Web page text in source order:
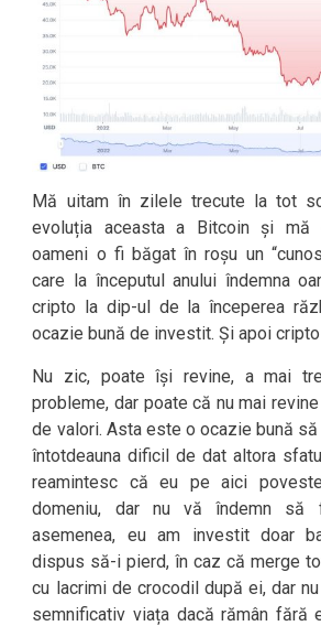
Mă uitam în zilele trecute la tot
evoluția aceasta a Bitcoin și mă
oameni o fi băgat în roșu un
care la începutul anului îndemna
cripto la dip-ul de la începerea
ocazie bună de investit. Și apoi
Nu zic, poate își revine, a mai
probleme, dar poate că nu mai
de valori. Asta este o ocazie bună
întotdeauna dificil de dat altora
reamintesc că eu pe aici
domeniu, dar nu vă îndemn
asemenea, eu am investit doar
dispus să-i pierd, în caz că merge
cu lacrimi de crocodil după ei, dar
semnificativ viața dacă rămân fără